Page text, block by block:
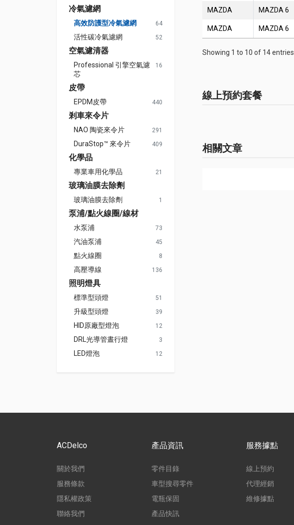
冷氣濾網
高效防護型冷氣濾網 64
活性碳冷氣濾網 52
空氣濾清器
Professional 引擎空氣濾
芯
16
皮帶
EPDM皮帶 440
剎車來令片
NAO 陶瓷來令片 291
DuraStop™ 來令片 409
化學品
專業車用化學品 21
玻璃油膜去除劑
玻璃油膜去除劑 1
泵浦/點火線圈/線材
水泵浦 73
汽油泵浦 45
點火線圈 8
高壓導線 136
照明燈具
標準型頭燈 51
升級型頭燈 39
HID原廠型燈泡 12
DRL光導管晝行燈 3
LED燈泡 12
MAZDA MAZDA 6
MAZDA MAZDA 6
Showing 1 to 10 of 14 entries
線上預約套餐
相關文章
ACDelco
關於我們
服務條款
隱私權政策
聯絡我們
產品資訊
零件目錄
車型搜尋零件
電瓶保固
產品快訊
服務據點
線上預約
代理經銷
維修據點